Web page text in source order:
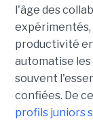
l'âge des
expérimentés,
productivité
automatise
souvent
confiées. De
profils juniors